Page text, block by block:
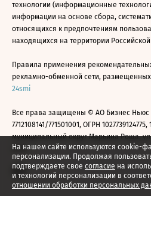
На нашем сайте используются cookie-
персонализации. Продолжая
подтверждаете свое согласие на
и технологий персонализации в
отношении обработки персональных
технологии (информационные
информации на основе сбора,
относящихся к предпочтениям
находящихся на территории
Правила применения
рекламно-обменной сети,
24smi
Все права защищены © АО Бизнес
7712108141/771501001, ОГРН
муниципальный округ Марьина Роща,
2026